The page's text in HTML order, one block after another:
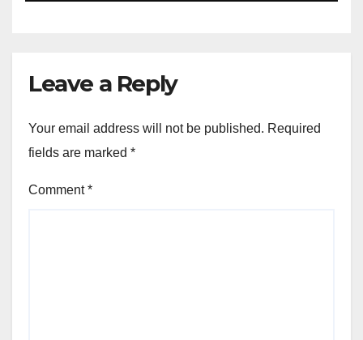
Leave a Reply
Your email address will not be published. Required
fields are marked *
Comment*